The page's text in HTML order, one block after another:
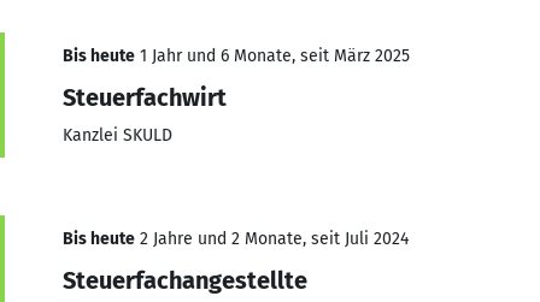
Bis heute 1 Jahr und 6 Monate, seit März 2025
Steuerfachwirt
Kanzlei SKULD
Bis heute 2 Jahre und 2 Monate, seit Juli 2024
Steuerfachangestellte